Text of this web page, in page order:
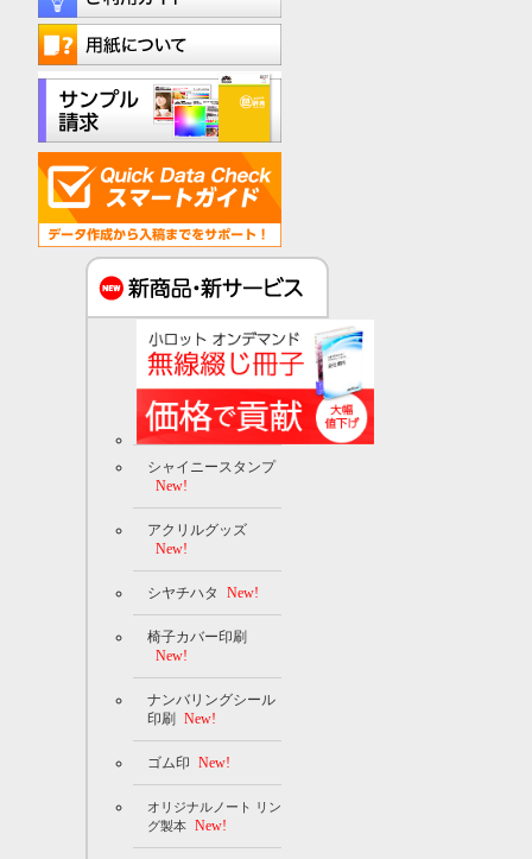
シャイニースタンプ
New!
アクリルグッズ
New!
シヤチハタ New!
椅子カバー印刷
New!
ナンバリングシール
印刷 New!
ゴム印 New!
オリジナルノート リン
グ製本 New!